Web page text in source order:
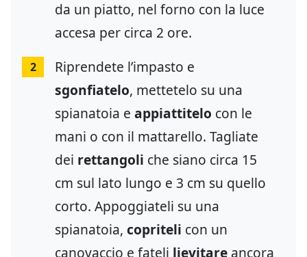
da un piatto, nel forno con la luce
accesa per circa 2 ore.
2
Riprendete l’impasto e
sgonfiatelo, mettetelo su una
spianatoia e appiattitelo con le
mani o con il mattarello. Tagliate
dei rettangoli che siano circa 15
cm sul lato lungo e 3 cm su quello
corto. Appoggiateli su una
spianatoia, copriteli con un
canovaccio e fateli lievitare ancora